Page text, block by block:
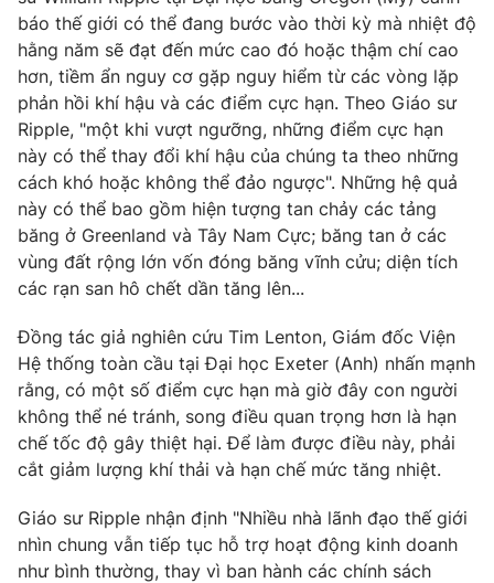
Nguyễn Trọng Ninh
Tổng đài VTV:024.38 355 931 - 024.38 355 932
Ðiện thoại Thời báo VTV: 024.66 897 897
Email: toasoan@vtv.vn
Liên hệ quảng cáo:024-7300.7108
® Cấm sao chép dưới mọi hình thức nếu không có sự chấp
thuận bằng văn bản. Ghi rõ nguồn VTV.vn khi phát hành lại
báo thế giới có thể đang bước vào thời kỳ mà nhiệt độ
hằng năm sẽ đạt đến mức cao đó hoặc thậm chí cao
hơn, tiềm ẩn nguy cơ gặp nguy hiểm từ các vòng lặp
phản hồi khí hậu và các điểm cực hạn. Theo Giáo sư
Ripple, "một khi vượt ngưỡng, những điểm cực hạn
này có thể thay đổi khí hậu của chúng ta theo những
cách khó hoặc không thể đảo ngược". Những hệ quả
này có thể bao gồm hiện tượng tan chảy các tảng
băng ở Greenland và Tây Nam Cực; băng tan ở các
vùng đất rộng lớn vốn đóng băng vĩnh cửu; diện tích
các rạn san hô chết dần tăng lên...
Đồng tác giả nghiên cứu Tim Lenton, Giám đốc Viện
Hệ thống toàn cầu tại Đại học Exeter (Anh) nhấn mạnh
rằng, có một số điểm cực hạn mà giờ đây con người
không thể né tránh, song điều quan trọng hơn là hạn
chế tốc độ gây thiệt hại. Để làm được điều này, phải
cắt giảm lượng khí thải và hạn chế mức tăng nhiệt.
Giáo sư Ripple nhận định "Nhiều nhà lãnh đạo thế giới
nhìn chung vẫn tiếp tục hỗ trợ hoạt động kinh doanh
như bình thường, thay vì ban hành các chính sách